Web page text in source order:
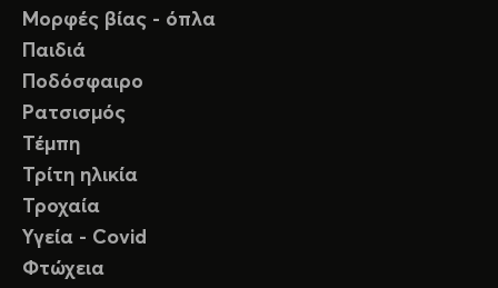
Μορφές βίας - όπλα
Παιδιά
Ποδόσφαιρο
Ρατσισμός
Τέμπη
Τρίτη ηλικία
Τροχαία
Υγεία - Covid
Φτώχεια